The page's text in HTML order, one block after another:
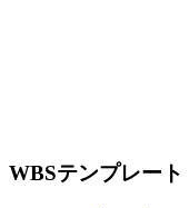
WBSテンプレート